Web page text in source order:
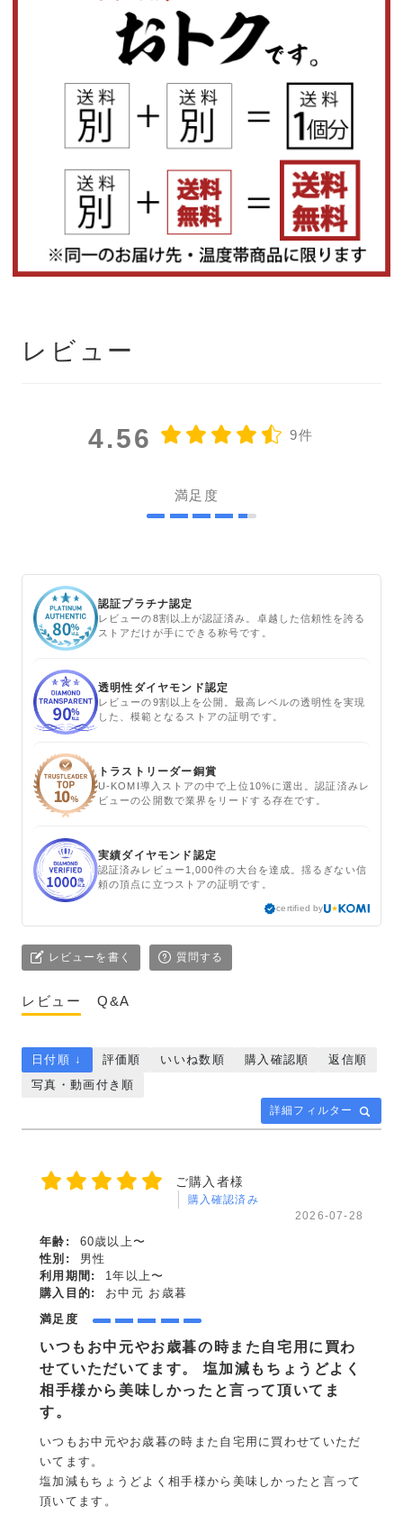
レビュー
4.56 9件
満足度
認証プラチナ認定
レビューの8割以上が認証済み。卓越した信頼性を誇る
ストアだけが手にできる称号です。
透明性ダイヤモンド認定
レビューの9割以上を公開。最高レベルの透明性を実現
した、模範となるストアの証明です。
トラストリーダー銅賞
U-KOMI導入ストアの中で上位10%に選出。認証済みレ
ビューの公開数で業界をリードする存在です。
実績ダイヤモンド認定
認証済みレビュー1,000件の大台を達成。揺るぎない信
頼の頂点に立つストアの証明です。
certified by
レビューを書く 質問する
レビュー Q&A
詳細フィルター
日付順 ↓ 評価順 いいね数順 購入確認順
返信順
写真・動画付き順
ご購入者様
購入確認済み
2026-07-28
年齢:
60歳以上〜
性別:
男性
利用期間:
1年以上〜
購入目的:
お中元 お歳暮
満足度
いつもお中元やお歳暮の時また自宅用に買わ
せていただいてます。 塩加減もちょうどよく
相手様から美味しかったと言って頂いてま
す。
いつもお中元やお歳暮の時また自宅用に買わせていただ
いてます。
塩加減もちょうどよく相手様から美味しかったと言って
頂いてます。